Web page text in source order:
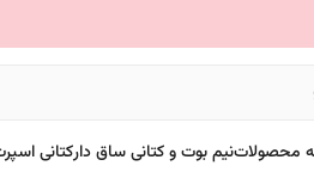
محصولاتنیم بوت و کتانی ساق دارکتانی